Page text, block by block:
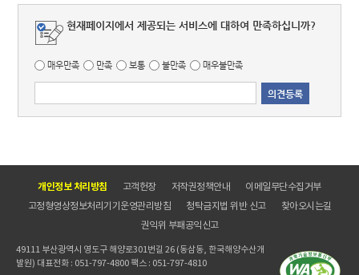
현재페이지에서 제공되는 서비스에 대하여 만족하십니까?
매우만족 만족 보통 불만족 매우불만족
개인정보 처리방침 고객헌장 저작권정책안내
이메일무단수집거부
고정형영상정보처리기기운영관리방침
청탁금지법 위반 신고
찾아오시는길
권익위 부패공익신고
49111 부산광역시 영도구 해양로301번길 26 (동삼동, 한국해양수산개
발원) 대표전화 : 051-797-4800 팩스 : 051-797-4810